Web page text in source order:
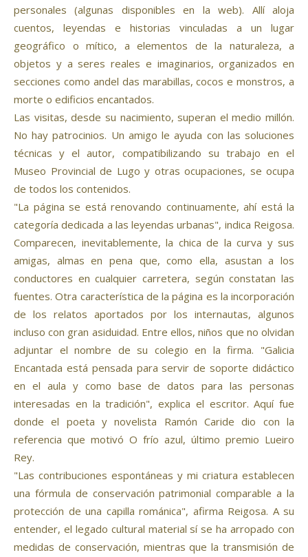
personales (algunas disponibles en la web). Allí aloja
cuentos, leyendas e historias vinculadas a un lugar
geográfico o mítico, a elementos de la naturaleza, a
objetos y a seres reales e imaginarios, organizados en
secciones como andel das marabillas, cocos e monstros, a
morte o edificios encantados.
Las visitas, desde su nacimiento, superan el medio millón.
No hay patrocinios. Un amigo le ayuda con las soluciones
técnicas y el autor, compatibilizando su trabajo en el
Museo Provincial de Lugo y otras ocupaciones, se ocupa
de todos los contenidos.
"La página se está renovando continuamente, ahí está la
categoría dedicada a las leyendas urbanas", indica Reigosa.
Comparecen, inevitablemente, la chica de la curva y sus
amigas, almas en pena que, como ella, asustan a los
conductores en cualquier carretera, según constatan las
fuentes. Otra característica de la página es la incorporación
de los relatos aportados por los internautas, algunos
incluso con gran asiduidad. Entre ellos, niños que no olvidan
adjuntar el nombre de su colegio en la firma. "Galicia
Encantada está pensada para servir de soporte didáctico
en el aula y como base de datos para las personas
interesadas en la tradición", explica el escritor. Aquí fue
donde el poeta y novelista Ramón Caride dio con la
referencia que motivó O frío azul, último premio Lueiro
Rey.
"Las contribuciones espontáneas y mi criatura establecen
una fórmula de conservación patrimonial comparable a la
protección de una capilla románica", afirma Reigosa. A su
entender, el legado cultural material sí se ha arropado con
medidas de conservación, mientras que la transmisión de